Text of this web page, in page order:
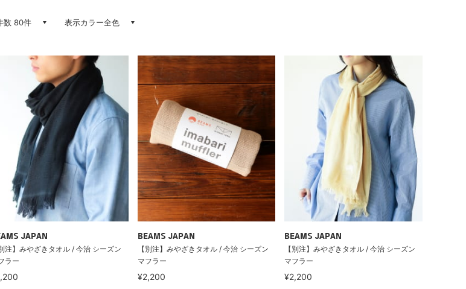
数 80件 表示カラー全色
JAPAN
別注】みやざきタオル / 今治 シーズン
ラー
BEAMS JAPAN
【別注】みやざきタオル / 今治 シーズン
マフラー
¥2,200
BEAMS JAPAN
【別注】みやざきタオル / 今治 シーズン
マフラー
¥2,200